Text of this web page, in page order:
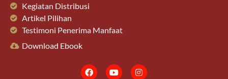
Kegiatan Distribusi
Artikel Pilihan
Testimoni Penerima Manfaat
Download Ebook